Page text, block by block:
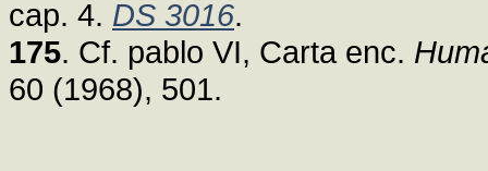
cap. 4. DS 3016.
175. Cf. pablo VI, Carta enc.
60 (1968), 501.